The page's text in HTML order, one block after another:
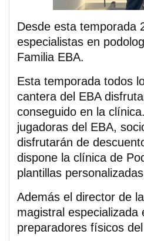
Desde esta temporada
especialistas en
Familia EBA.
Esta temporada todos
cantera del EBA
conseguido en la
jugadoras del EBA,
disfrutarán de
dispone la clínica de
plantillas
Además el director de
magistral
preparadores físicos